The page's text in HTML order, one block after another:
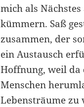
mich als
kümmern. Saß
zusammen, der
ein Austausch
Hoffnung, weil da
Menschen
Lebensträume zu